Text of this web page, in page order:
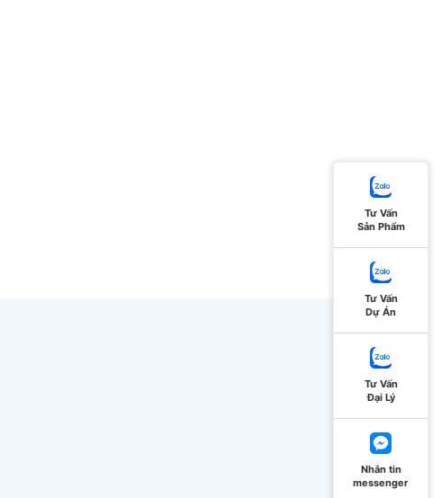
Tư Vấn
Sản Phẩm
Tư Vấn
Dự Án
Tư Vấn
Đại Lý
Nhắn tin
messenger